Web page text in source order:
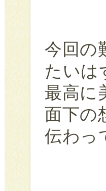
今回の
たいは
最高に
面下の
伝わっ